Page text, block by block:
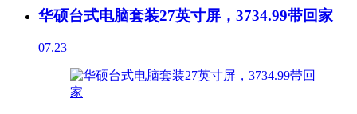
华硕台式电脑套装27英寸屏，3734.99带回家
07.23